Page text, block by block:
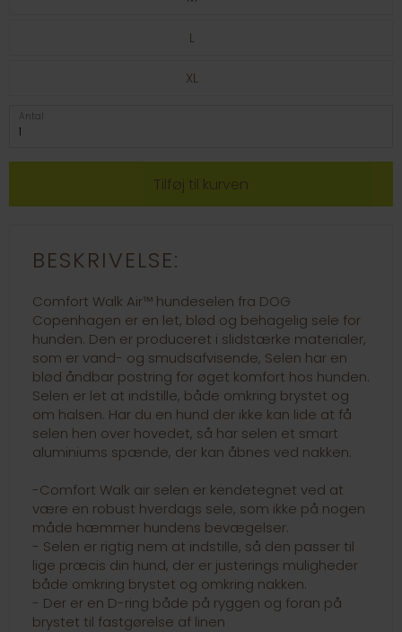
L
XL
Antal
BESKRIVELSE:
Comfort Walk Air™ hundeselen fra DOG
Copenhagen er en let, blød og behagelig sele for
hunden. Den er produceret i slidstærke materialer,
som er vand- og smudsafvisende, Selen har en
blød åndbar postring for øget komfort hos hunden.
Selen er let at indstille, både omkring brystet og
om halsen. Har du en hund der ikke kan lide at få
selen hen over hovedet, så har selen et smart
aluminiums spænde, der kan åbnes ved nakken.
-Comfort Walk air selen er kendetegnet ved at
være en robust hverdags sele, som ikke på nogen
måde hæmmer hundens bevægelser.
- Selen er rigtig nem at indstille, så den passer til
lige præcis din hund, der er justerings muligheder
både omkring brystet og omkring nakken.
- Der er en D-ring både på ryggen og foran på
brystet til fastgørelse af linen